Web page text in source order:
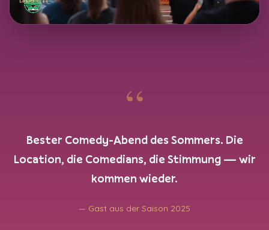
“
Bester Comedy-Abend des Sommers. Die
Location, die Comedians, die Stimmung — wir
kommen wieder.
— Gast aus der Saison 2025